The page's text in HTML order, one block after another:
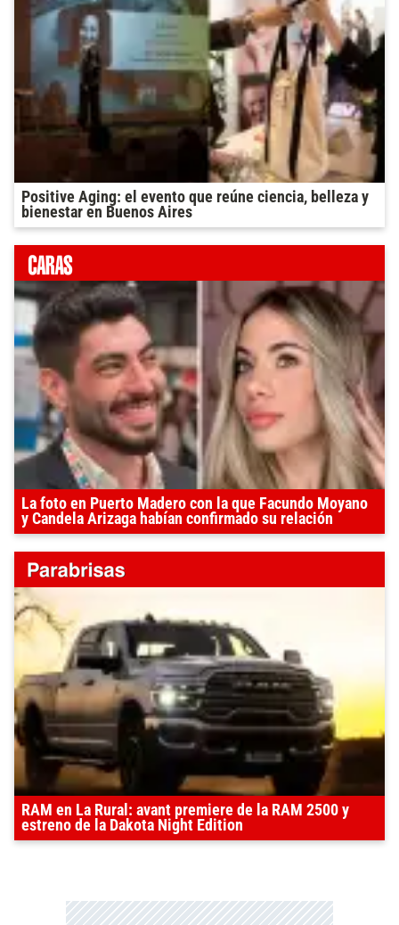
Positive Aging: el evento que reúne ciencia, belleza y
bienestar en Buenos Aires
La foto en Puerto Madero con la que Facundo Moyano
y Candela Arizaga habían confirmado su relación
RAM en La Rural: avant premiere de la RAM 2500 y
estreno de la Dakota Night Edition